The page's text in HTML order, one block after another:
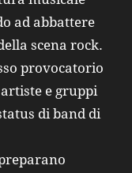
ad abbattere
scena rock.
provocatorio
e gruppi
di band di